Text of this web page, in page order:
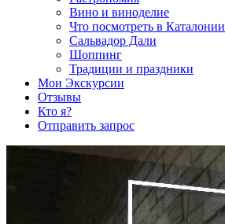
Вино и виноделие
Что посмотреть в Каталонии
Сальвадор Дали
Шоппинг
Традиции и праздники
Мои Экскурсии
Отзывы
Кто я?
Отправить запрос